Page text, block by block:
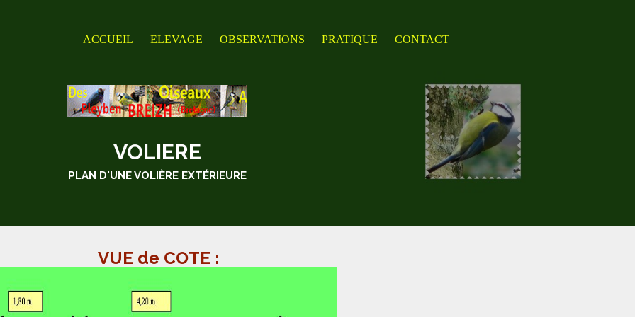
VOLIERE
PLAN D'UNE VOLIÈRE EXTÉRIEURE
ACCUEIL ELEVAGE OBSERVATIONS PRATIQUE CONTACT
VUE de COTE :